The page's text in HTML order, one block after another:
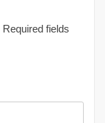
Required fields